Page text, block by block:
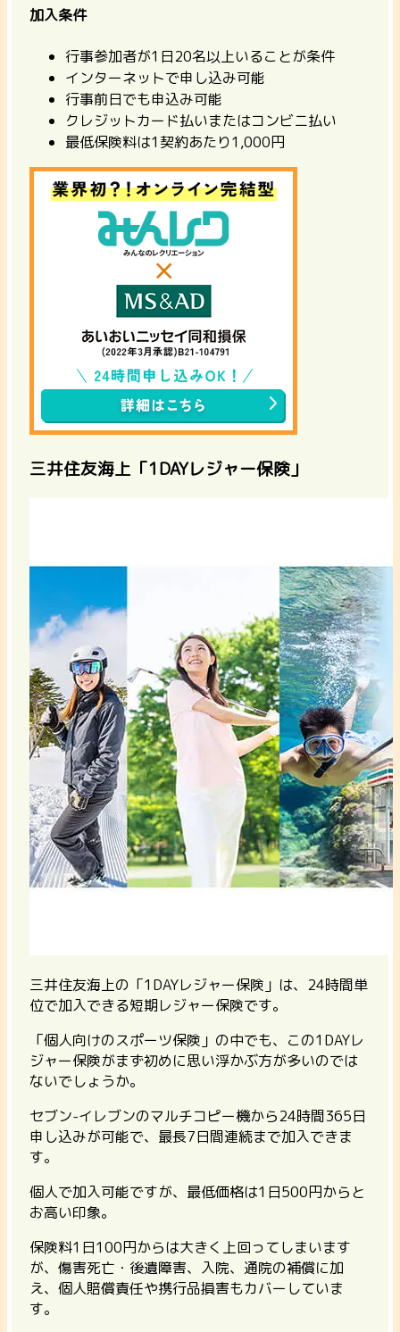
加入条件
行事参加者が1日20名以上いることが条件
インターネットで申し込み可能
行事前日でも申込み可能
クレジットカード払いまたはコンビニ払い
最低保険料は1契約あたり1,000円
三井住友海上「1DAYレジャー保険」
三井住友海上の「1DAYレジャー保険」は、24時間単
位で加入できる短期レジャー保険です。
「個人向けのスポーツ保険」の中でも、この1DAYレ
ジャー保険がまず初めに思い浮かぶ方が多いのでは
ないでしょうか。
セブン-イレブンのマルチコピー機から24時間365日
申し込みが可能で、最長7日間連続まで加入できま
す。
個人で加入可能ですが、最低価格は1日500円からと
お高い印象。
保険料1日100円からは大きく上回ってしまいます
が、 傷害死亡・後遺障害、入院、通院の補償に加
え、個人賠償責任や携行品損害もカバー していま
す。